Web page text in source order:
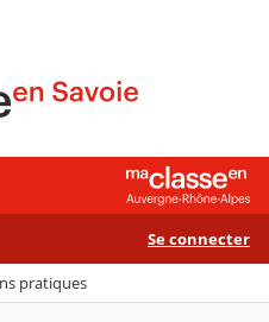
Se connecter
pratiques